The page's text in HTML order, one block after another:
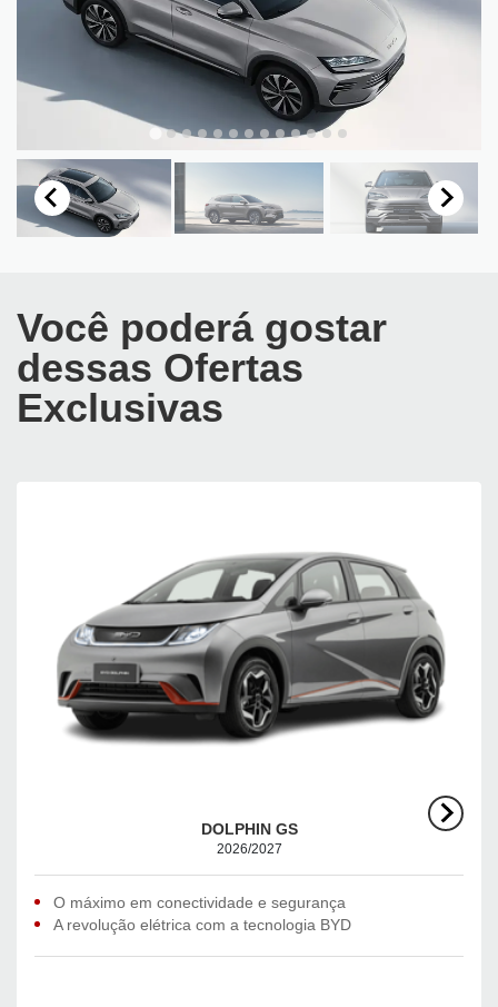
Você poderá gostar
dessas Ofertas
Exclusivas
DOLPHIN GS
2026/2027
O máximo em conectividade e segurança
A revolução elétrica com a tecnologia BYD